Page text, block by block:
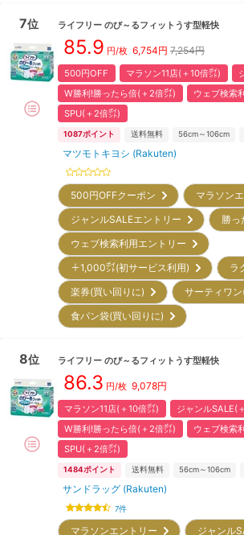
7位 ライフリー のび～るフィットうす型軽快
85.9 円/枚 6,754円 7,254円
500円OFF マラソン11店(＋10倍㌽)
W勝利!勝ったら倍(＋2倍㌽)
ウェブ検索
SPU(＋2倍㌽)
1087ポイント 送料無料 56cm～106cm
マツモトキヨシ (Rakuten)
500円OFFクーポン
マラソン
ジャンルSALEエントリー
勝
ウェブ検索利用エントリー
＋1,000㌽(初サービス利用)
ラ
楽券(買い回りに)
サーティワ
食パン袋(買い回りに)
8位 ライフリー のび～るフィットうす型軽快
86.3 円/枚 9,078円
マラソン11店(＋10倍㌽)
ジャンルSALE(
W勝利!勝ったら倍(＋2倍㌽)
ウェブ検索
SPU(＋2倍㌽)
1484ポイント 送料無料 56cm～106cm
サンドラッグ (Rakuten)
7件
マラソンエントリー
ジャンル